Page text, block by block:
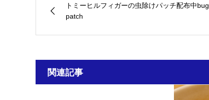
トミーヒルフィガーの虫除けパッチ配布中bug
patch
関連記事